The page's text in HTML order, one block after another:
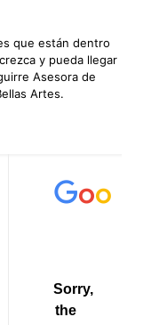
que están dentro
y pueda llegar
Asesora de
Artes.